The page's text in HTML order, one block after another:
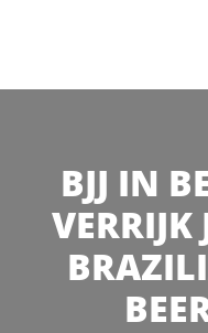
BJJ IN
VERRIJK